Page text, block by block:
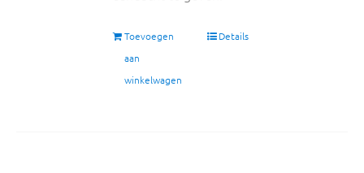
Toevoegen
aan
winkelwagen
Details